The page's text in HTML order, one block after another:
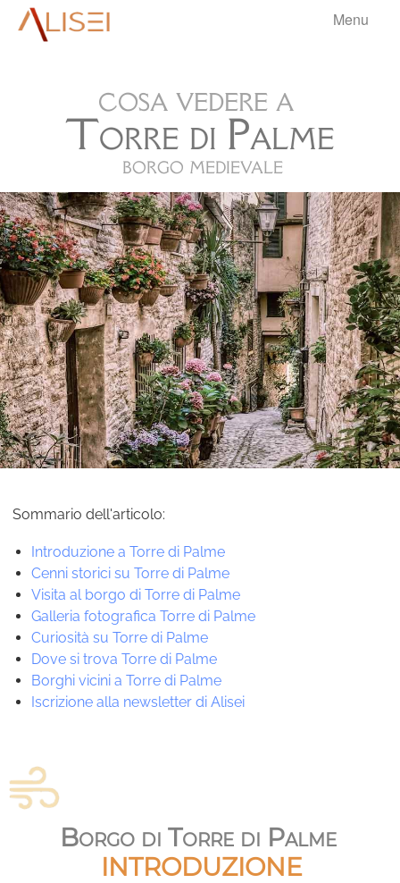
aliseri Menu
BORGHI▼
BLOG▼
INFO▼
cosa vedere a
Torre di Palme
borgo medievale
.
.
.
.
Sommario dell'articolo:
Introduzione a Torre di Palme
Cenni storici su Torre di Palme
Visita al borgo di Torre di Palme
Galleria fotografica Torre di Palme
Curiosità su Torre di Palme
Dove si trova Torre di Palme
Borghi vicini a Torre di Palme
Iscrizione alla newsletter di Alisei
Borgo di Torre di Palme
INTRODUZIONE